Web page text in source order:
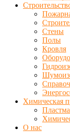
Стены
Полы
Кровля
Химическая
О нас